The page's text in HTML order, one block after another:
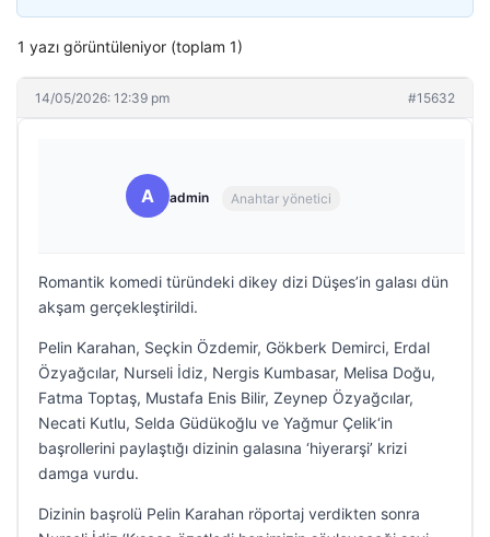
1 yazı görüntüleniyor (toplam 1)
14/05/2026: 12:39 pm #15632
A admin Anahtar yönetici
Romantik komedi türündeki dikey dizi Düşes’in galası dün
akşam gerçekleştirildi.
Pelin Karahan, Seçkin Özdemir, Gökberk Demirci, Erdal
Özyağcılar, Nurseli İdiz, Nergis Kumbasar, Melisa Doğu,
Fatma Toptaş, Mustafa Enis Bilir, Zeynep Özyağcılar,
Necati Kutlu, Selda Güdükoğlu ve Yağmur Çelik‘in
başrollerini paylaştığı dizinin galasına ‘hiyerarşi’ krizi
damga vurdu.
Dizinin başrolü Pelin Karahan röportaj verdikten sonra